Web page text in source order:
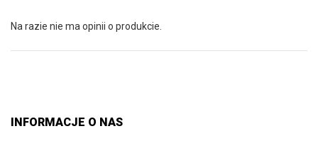
Na razie nie ma opinii o produkcie.
INFORMACJE O NAS